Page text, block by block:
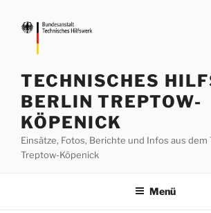
Inhalt
springen
TECHNISCHES
BERLIN TREPTOW-
KÖPENICK
Einsätze, Fotos, Berichte und Infos aus
Treptow-Köpenick
Menü